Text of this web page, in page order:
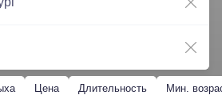
Цена Длительность Мин.